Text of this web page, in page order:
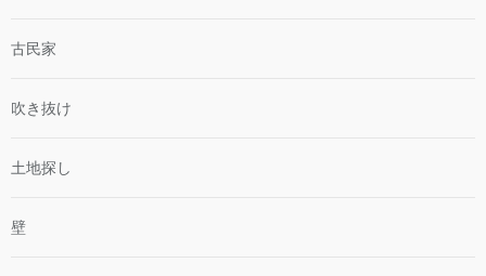
古民家
吹き抜け
土地探し
壁